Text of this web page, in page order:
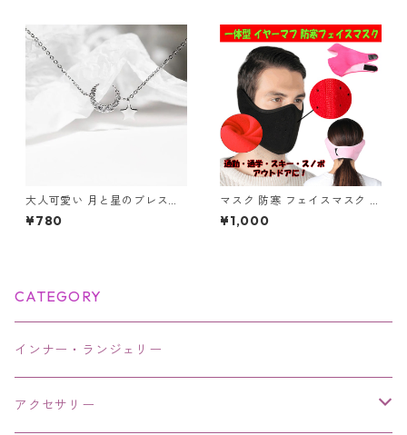
軟骨ピアス 新品 アクセサリー
レディース メンズ ユニセック
ス ステンレス
大人可愛い 月と星のブレスレ
ット シルバー ムーンスター 華
奢デザイン レディースアクセ
¥780
マスク 防寒 フェイスマスク イ
ヤーマフ 耳カバー 一体型 洗え
る 耳当て付 フリース ボア あ
¥1,000
CATEGORY
インナー・ランジェリー
アクセサリー